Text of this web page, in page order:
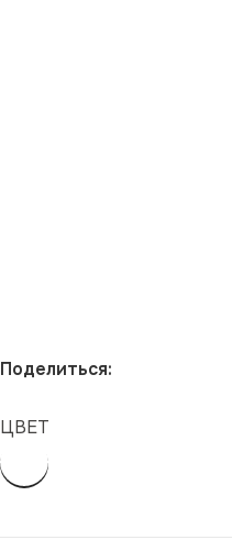
Поделиться:
ЦВЕТ